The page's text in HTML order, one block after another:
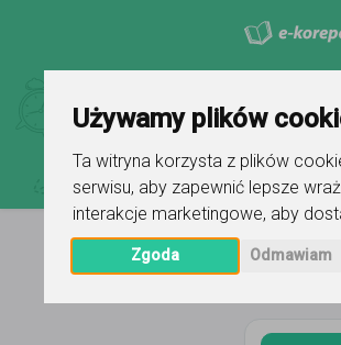
Używamy plików
Ta witryna korzysta z plików
serwisu, aby zapewnić lepsze
interakcje marketingowe, aby
Zgoda Odmawiam